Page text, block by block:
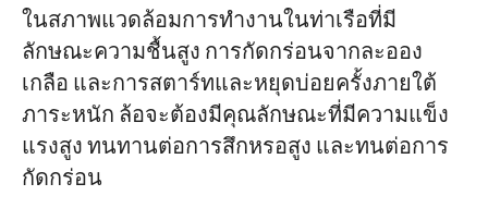
ในสภาพแวดล้อมการทำงานในท่าเรือที่มี
ลักษณะความชื้นสูง การกัดกร่อนจากละออง
เกลือ และการสตาร์ทและหยุดบ่อยครั้งภายใต้
ภาระหนัก ล้อจะต้องมีคุณลักษณะที่มีความแข็ง
แรงสูง ทนทานต่อการสึกหรอสูง และทนต่อการ
กัดกร่อน